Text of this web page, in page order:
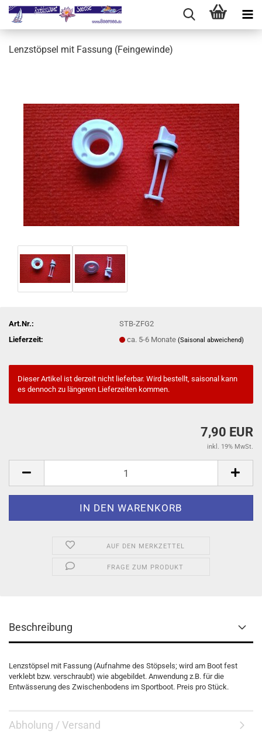
Lenzstöpsel mit Fassung (Feingewinde)
Art.Nr.:
STB-ZFG2
Lieferzeit:
ca. 5-6 Monate(Saisonal abweichend)
Dieser Artikel ist derzeit nicht lieferbar. Wird bestellt, saisonal kann
es dennoch zu längeren Lieferzeiten kommen.
7,90 EUR
inkl. 19% MwSt.
AUF DEN MERKZETTEL
FRAGE ZUM PRODUKT
Beschreibung
Lenzstöpsel mit Fassung (Aufnahme des Stöpsels; wird am Boot fest
verklebt bzw. verschraubt) wie abgebildet. Anwendung z.B. für die
Entwässerung des Zwischenbodens im Sportboot. Preis pro Stück.
Abholung / Versand